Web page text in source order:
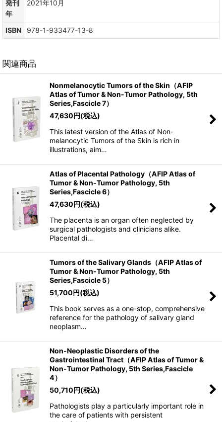
発刊
年
2021年10月
ISBN 978-1-933477-13-8
関連商品
Nonmelanocytic Tumors of the Skin（AFIP
Atlas of Tumor & Non-Tumor Pathology, 5th
Series,Fascicle 7）
47,630円(税込)
This latest version of the Atlas of Non-
melanocytic Tumors of the Skin is rich in
illustrations, aim…
Atlas of Placental Pathology（AFIP Atlas of
Tumor & Non-Tumor Pathology, 5th
Series,Fascicle 6）
47,630円(税込)
The placenta is an organ often neglected by
surgical pathologists and clinicians alike.
Placental di…
Tumors of the Salivary Glands（AFIP Atlas of
Tumor & Non-Tumor Pathology, 5th
Series,Fascicle 5）
51,700円(税込)
This book serves as a one-stop, comprehensive
reference for the pathology of salivary gland
neoplasm…
Non-Neoplastic Disorders of the
Gastrointestinal Tract（AFIP Atlas of Tumor &
Non-Tumor Pathology, 5th Series,Fascicle
4）
50,710円(税込)
Pathologists play a particularly important role in
the care of patients with persistent